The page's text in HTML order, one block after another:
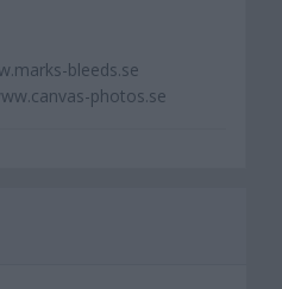
bleeds.se
photos.se